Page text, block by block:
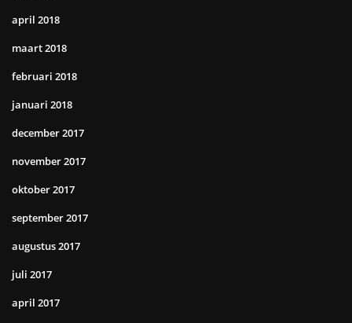
april 2018
maart 2018
februari 2018
januari 2018
december 2017
november 2017
oktober 2017
september 2017
augustus 2017
juli 2017
april 2017